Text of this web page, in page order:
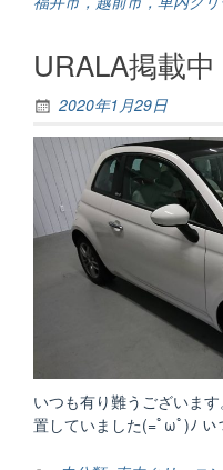
URALA掲載中
2020年1月29日
いつも有り難うございま
置していました(=ﾟωﾟ)ﾉ